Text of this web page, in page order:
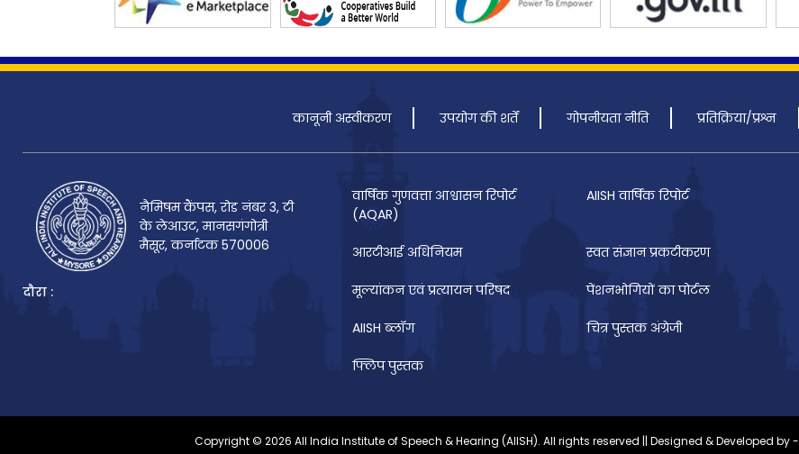
कानूनी अस्वीकरण उपयोग की शर्तें गोपनीयता नीति प्रतिक्रिया/प्रश्न
नैमिषम कैंपस, रोड नंबर 3, टी
के लेआउट, मानसगंगोत्री
मैसूर, कर्नाटक 570006
दौरा :
वार्षिक गुणवत्ता आश्वासन रिपोर्ट
(AQAR)
AIISH वार्षिक रिपोर्ट
आरटीआई अधिनियम स्वत संज्ञान प्रकटीकरण
मूल्यांकन एवं प्रत्यायन परिषद पेंशनभोगियों का पोर्टल
AIISH ब्लॉग चित्र पुस्तक अंग्रेजी
फ्लिप पुस्तक
Copyright © 2026 All India Institute of Speech & Hearing (AIISH). All rights reserved || Designed & Developed by -